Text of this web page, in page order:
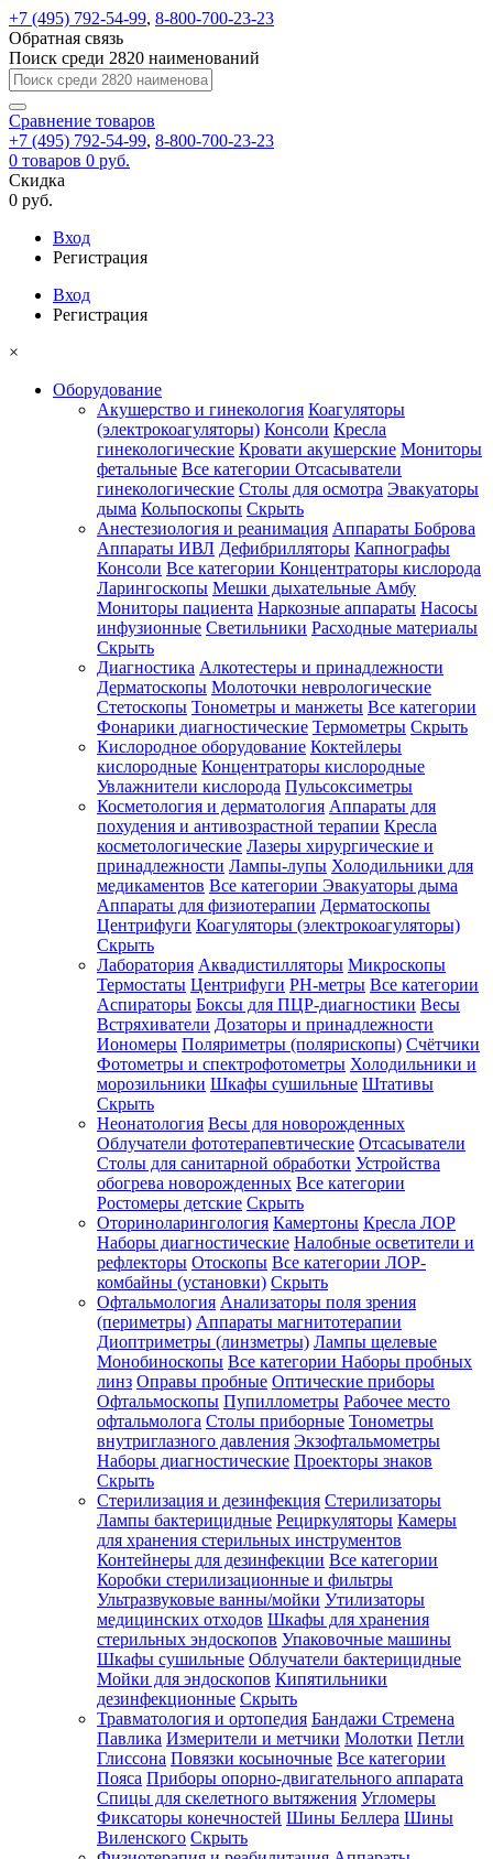
+7 (495) 792-54-99, 8-800-700-23-23
Обратная связь
Поиск среди 2820 наименований
Сравнение товаров
+7 (495) 792-54-99, 8-800-700-23-23
0 товаров 0 руб.
Скидка
0 руб.
Вход
Регистрация
Вход
Регистрация
×
Оборудование
Акушерство и гинекология Коагуляторы
(электрокоагуляторы) Консоли Кресла
гинекологические Кровати акушерские Мониторы
фетальные Все категории Отсасыватели
гинекологические Столы для осмотра Эвакуаторы
дыма Кольпоскопы Скрыть
Анестезиология и реанимация Аппараты Боброва
Аппараты ИВЛ Дефибрилляторы Капнографы
Консоли Все категории Концентраторы кислорода
Ларингоскопы Мешки дыхательные Амбу
Мониторы пациента Наркозные аппараты Насосы
инфузионные Светильники Расходные материалы
Скрыть
Диагностика Алкотестеры и принадлежности
Дерматоскопы Молоточки неврологические
Стетоскопы Тонометры и манжеты Все категории
Фонарики диагностические Термометры Скрыть
Кислородное оборудование Коктейлеры
кислородные Концентраторы кислородные
Увлажнители кислорода Пульсоксиметры
Косметология и дерматология Аппараты для
похудения и антивозрастной терапии Кресла
косметологические Лазеры хирургические и
принадлежности Лампы-лупы Холодильники для
медикаментов Все категории Эвакуаторы дыма
Аппараты для физиотерапии Дерматоскопы
Центрифуги Коагуляторы (электрокоагуляторы)
Скрыть
Лаборатория Аквадистилляторы Микроскопы
Термостаты Центрифуги PH-метры Все категории
Аспираторы Боксы для ПЦР-диагностики Весы
Встряхиватели Дозаторы и принадлежности
Иономеры Поляриметры (полярископы) Счётчики
Фотометры и спектрофотометры Холодильники и
морозильники Шкафы сушильные Штативы
Скрыть
Неонатология Весы для новорожденных
Облучатели фототерапевтические Отсасыватели
Столы для санитарной обработки Устройства
обогрева новорожденных Все категории
Ростомеры детские Скрыть
Оториноларингология Камертоны Кресла ЛОР
Наборы диагностические Налобные осветители и
рефлекторы Отоскопы Все категории ЛОР-
комбайны (установки) Скрыть
Офтальмология Анализаторы поля зрения
(периметры) Аппараты магнитотерапии
Диоптриметры (линзметры) Лампы щелевые
Монобиноскопы Все категории Наборы пробных
линз Оправы пробные Оптические приборы
Офтальмоскопы Пупиллометры Рабочее место
офтальмолога Столы приборные Тонометры
внутриглазного давления Экзофтальмометры
Наборы диагностические Проекторы знаков
Скрыть
Стерилизация и дезинфекция Стерилизаторы
Лампы бактерицидные Рециркуляторы Камеры
для хранения стерильных инструментов
Контейнеры для дезинфекции Все категории
Коробки стерилизационные и фильтры
Ультразвуковые ванны/мойки Утилизаторы
медицинских отходов Шкафы для хранения
стерильных эндоскопов Упаковочные машины
Шкафы сушильные Облучатели бактерицидные
Мойки для эндоскопов Кипятильники
дезинфекционные Скрыть
Травматология и ортопедия Бандажи Стремена
Павлика Измерители и метчики Молотки Петли
Глиссона Повязки косыночные Все категории
Пояса Приборы опорно-двигательного аппарата
Спицы для скелетного вытяжения Угломеры
Фиксаторы конечностей Шины Беллера Шины
Виленского Скрыть